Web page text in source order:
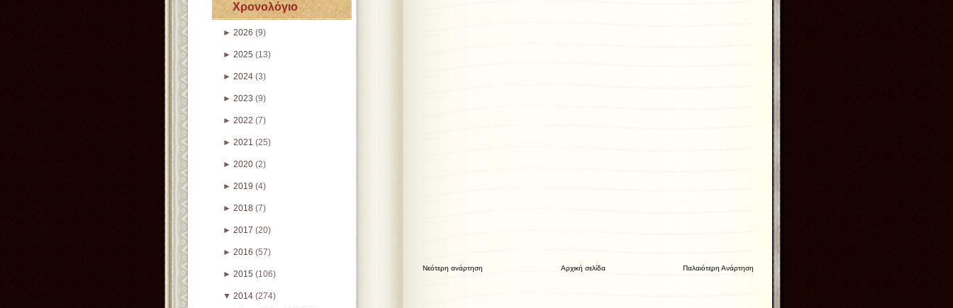
Χρονολόγιο
► 2026 (9)
► 2025 (13)
► 2024 (3)
► 2023 (9)
► 2022 (7)
► 2021 (25)
► 2020 (2)
► 2019 (4)
► 2018 (7)
► 2017 (20)
► 2016 (57)
► 2015 (106)
▼ 2014 (274)
Νεότερη ανάρτηση Παλαιότερη Ανάρτηση
Αρχική σελίδα